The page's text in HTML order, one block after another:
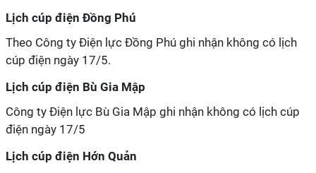
Lịch cúp điện Đồng Phú
Theo Công ty Điện lực Đồng Phú ghi nhận không có lịch
cúp điện ngày 17/5.
Lịch cúp điện Bù Gia Mập
Công ty Điện lực Bù Gia Mập ghi nhận không có lịch cúp
điện ngày 17/5
Lịch cúp điện Hớn Quản